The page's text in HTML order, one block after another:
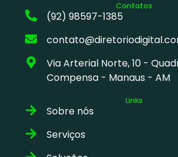
Contatos
(92) 98597-1385
Via Arterial Norte, 10 -
Compensa - Manaus - AM
Links
Sobre nós
Serviços